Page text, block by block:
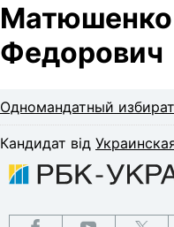
Федорович
Одномандатный
Кандидат від